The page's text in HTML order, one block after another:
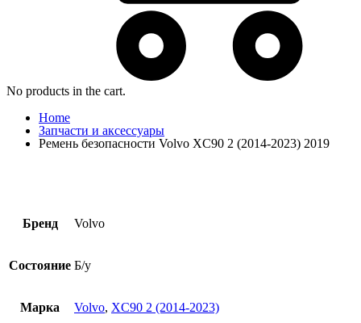
No products in the cart.
Home
Запчасти и аксессуары
Ремень безопасности Volvo XC90 2 (2014-2023) 2019
Бренд Volvo
Состояние Б/у
Марка Volvo, XC90 2 (2014-2023)